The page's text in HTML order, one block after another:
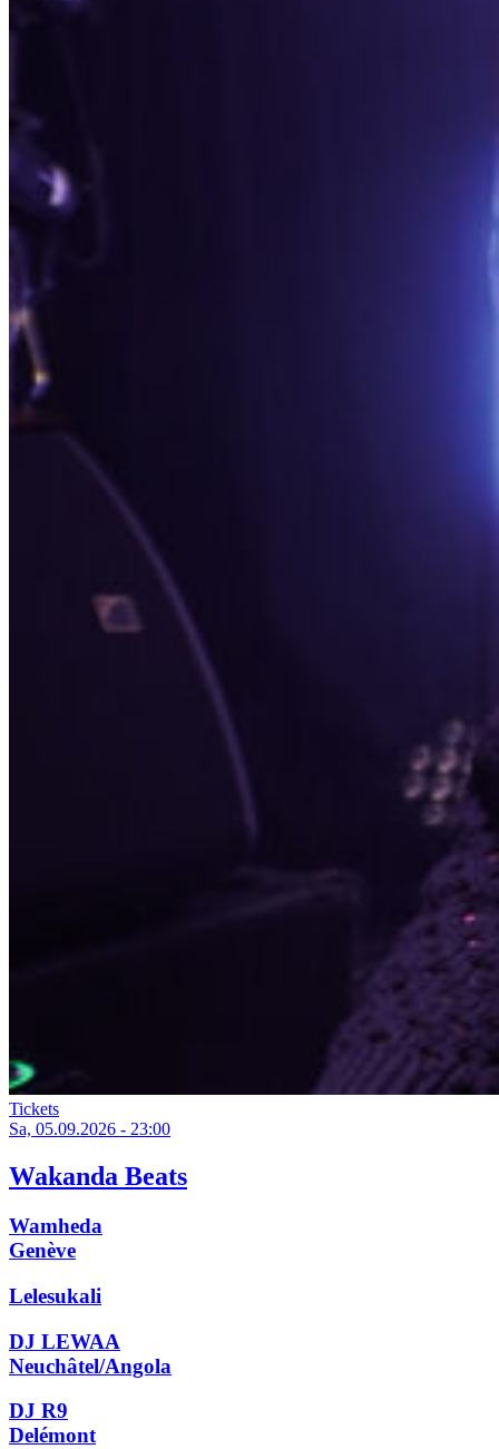
Tickets
Sa, 05.09.2026 - 23:00
Wakanda Beats
Wamheda
Genève
Lelesukali
DJ LEWAA
Neuchâtel/Angola
DJ R9
Delémont